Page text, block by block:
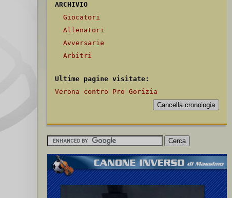
ARCHIVIO
Giocatori
Allenatori
Avversarie
Arbitri
Ultime pagine visitate:
Verona contro Pro Gorizia